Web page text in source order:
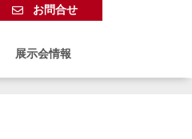
展示会情報
お問合せ